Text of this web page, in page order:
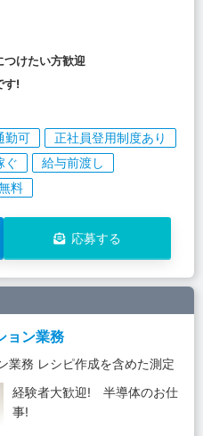
けたい方歓迎
す!
勤可
正社員登用制度あり
ぐ
給与前渡し
料
応募する
ョン業務
業務 レシピ作成を含めた測定
経験者大歓迎! 半導体のお仕
事!